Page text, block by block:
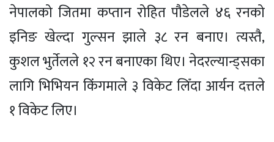
नेपालको जितमा कप्तान रोहित पौडेलले ४६ रनको
इनिङ खेल्दा गुल्सन झाले ३८ रन बनाए। त्यस्तै,
कुशल भुर्तेलले १२ रन बनाएका थिए। नेदरल्यान्ड्सका
लागि भिभियन किंगमाले ३ विकेट लिँदा आर्यन दत्तले
१ विकेट लिए।